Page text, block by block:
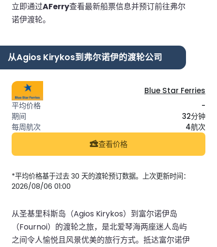
立即通过AFerry查看最新船票信息并预订前往弗尔
诺伊渡轮。
从Agios Kirykos到弗尔诺伊的渡轮公司
Blue Star Ferries
-
32分钟
4航次
查看价格
*平均价格基于过去 30 天的渡轮预订数据。上次更新时间：
2026/08/06 01:00
从圣基里科斯岛（Agios Kirykos）到富尔诺伊岛
（Fournoi）的渡轮之旅，是北爱琴海两座迷人岛屿
之间令人愉悦且风景优美的旅行方式。抵达富尔诺伊